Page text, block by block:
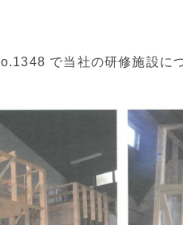
で当社の研修施設に